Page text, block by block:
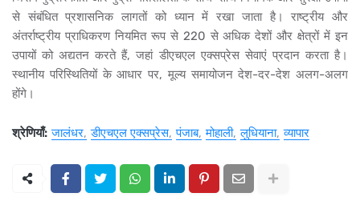
से संबंधित प्रशासनिक लागतों को ध्यान में रखा जाता है। राष्ट्रीय और
अंतर्राष्ट्रीय प्राधिकरण नियमित रूप से 220 से अधिक देशों और क्षेत्रों में इन
उपायों को अद्यतन करते हैं, जहां डीएचएल एक्सप्रेस सेवाएं प्रदान करता है।
स्थानीय परिस्थितियों के आधार पर, मूल्य समायोजन देश-दर-देश अलग-अलग
होंगे।
श्रेणियाँ: जालंधर डीएचएल एक्सप्रेस पंजाब मोहाली लुधियाना व्यापार